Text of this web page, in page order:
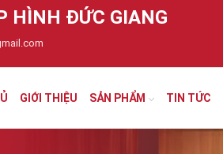
HÌNH ĐỨC GIANG
GIỚI THIỆU SẢN PHẨM TIN TỨC